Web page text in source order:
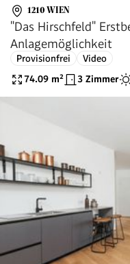
1210 WIEN
"Das Hirschfeld"
Anlagemöglichkeit
Provisionfrei
Video
74.09 m² 3 Zimmer